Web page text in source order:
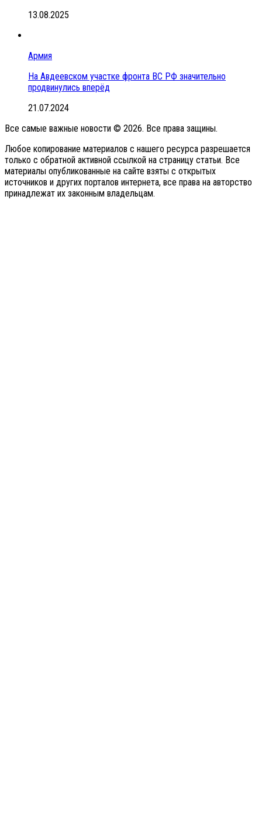
13.08.2025
Армия
На Авдеевском участке фронта ВС РФ значительно
продвинулись вперёд
21.07.2024
Все самые важные новости © 2026. Все права защины.
Любое копирование материалов с нашего ресурса разрешается
только с обратной активной ссылкой на страницу статьи. Все
материалы опубликованные на сайте взяты с открытых
источников и других порталов интернета, все права на авторство
принадлежат их законным владельцам.